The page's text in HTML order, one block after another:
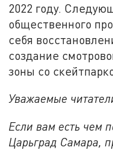
2022 году.
общественного
себя
создание
зоны со
Уважаемые
Если вам есть чем
Царьград Самара,